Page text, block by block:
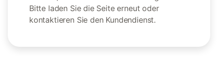
Bitte laden Sie die Seite erneut oder
kontaktieren Sie den Kundendienst.